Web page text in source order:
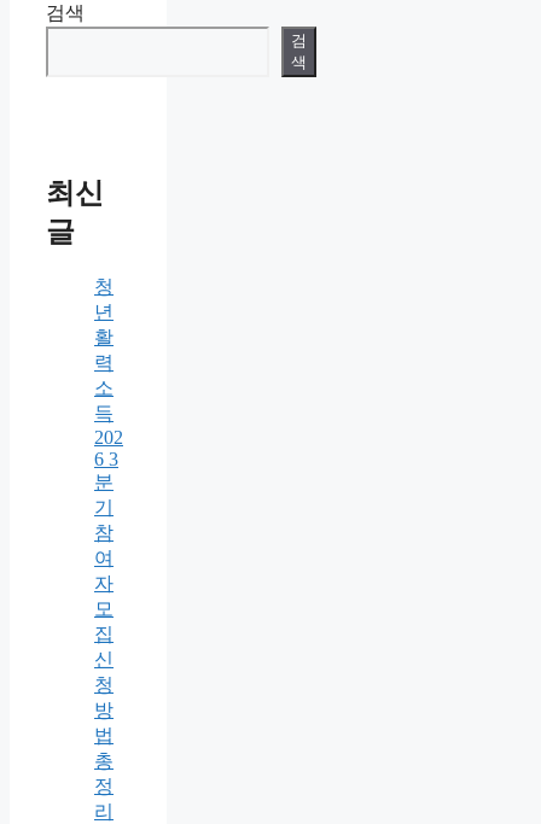
검색
검
색
최신
글
청
년
활
력
소
득
202
6 3
분
기
참
여
자
모
집
신
청
방
법
총
정
리